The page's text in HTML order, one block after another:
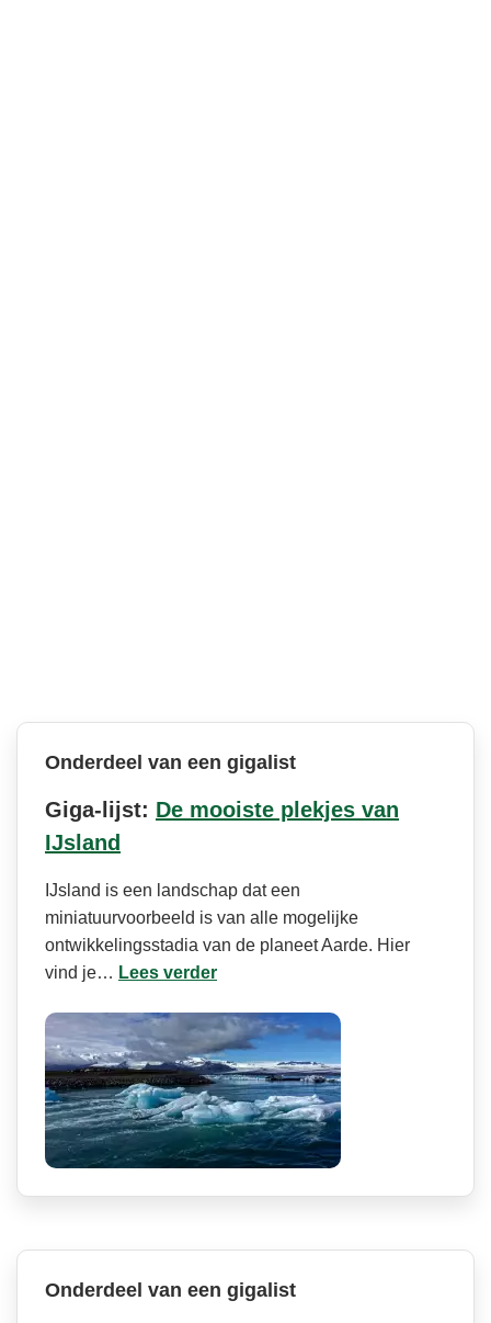
Onderdeel van een gigalist
Giga-lijst: De mooiste plekjes van
IJsland
IJsland is een landschap dat een
miniatuurvoorbeeld is van alle mogelijke
ontwikkelingsstadia van de planeet Aarde. Hier
vind je… Lees verder
Onderdeel van een gigalist